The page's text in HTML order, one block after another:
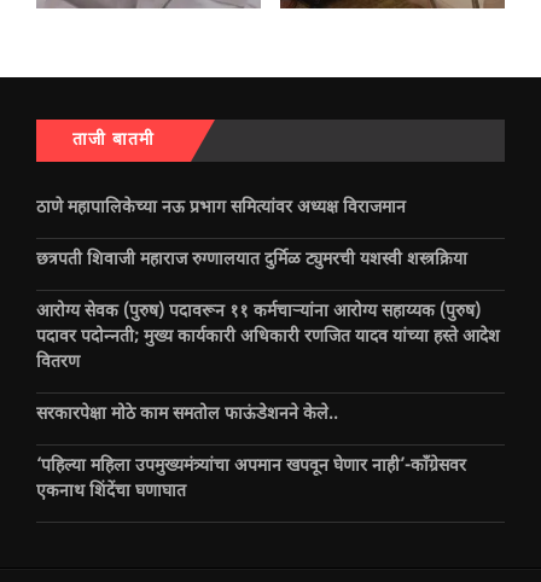
ताजी बातमी
ठाणे महापालिकेच्या नऊ प्रभाग समित्यांवर अध्यक्ष विराजमान
छत्रपती शिवाजी महाराज रुग्णालयात दुर्मिळ ट्युमरची यशस्वी शस्त्रक्रिया
आरोग्य सेवक (पुरुष) पदावरून ११ कर्मचाऱ्यांना आरोग्य सहाय्यक (पुरुष)
पदावर पदोन्नती; मुख्य कार्यकारी अधिकारी रणजित यादव यांच्या हस्ते आदेश
वितरण
सरकारपेक्षा मोठे काम समतोल फाऊंडेशनने केले..
‘पहिल्या महिला उपमुख्यमंत्र्यांचा अपमान खपवून घेणार नाही’-काँग्रेसवर
एकनाथ शिंदेंचा घणाघात